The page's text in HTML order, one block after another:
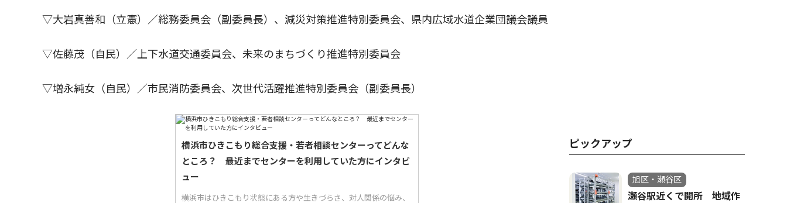
▽大岩真善和（立憲）／総務委員会（副委員長）、減災対策推進特別委員会、県内広域水道企業団議会議員
▽佐藤茂（自民）／上下水道交通委員会、未来のまちづくり推進特別委員会
▽増永純女（自民）／市民消防委員会、次世代活躍推進特別委員会（副委員長）
横浜市ひきこもり総合支援・若者相談センターってどんな
ところ？ 最近までセンターを利用していた方にインタビ
ュー
横浜市はひきこもり状態にある方や生きづらさ、対人関係の悩み、
ピックアップ
旭区・瀬谷区
瀬谷駅近くで開所 地域作